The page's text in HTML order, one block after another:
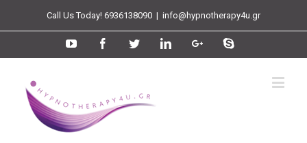
Call Us Today! 6936138090 | info@hypnotherapy4u.gr